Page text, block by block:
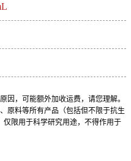
因，可能额外加收运费，请您理解。
原料等所有产品（包括但不限于抗生
限用于科学研究用途，不得作用于